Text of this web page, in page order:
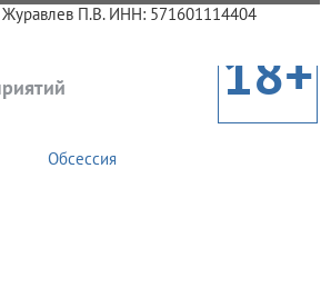
П.В. ИНН: 571601114404
18+
Обсессия